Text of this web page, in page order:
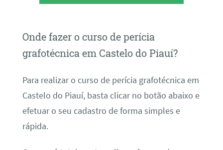
Onde fazer o curso de perícia
grafotécnica em Castelo do Piauí?
Para realizar o curso de perícia grafotécnica em
Castelo do Piauí, basta clicar no botão abaixo e
efetuar o seu cadastro de forma simples e
rápida.